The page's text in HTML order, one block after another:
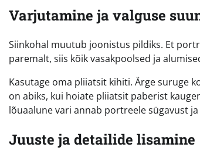
Varjutamine ja valguse
Siinkohal muutub joonistus pildiks. Et
paremalt, siis kõik vasakpoolsed ja
Kasutage oma pliiatsit kihiti. Ärge suruge
on abiks, kui hoiate pliiatsit paberist
lõuaalune vari annab portreele sügavust
Juuste ja detailide lisamine